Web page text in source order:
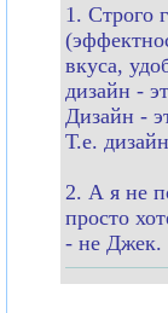
1. Строго
вкуса,
дизайн -
Дизайн -
Т.е.
2. А я не
просто
- не Джек.